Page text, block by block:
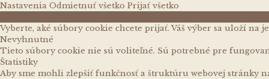
Nastavenia Odmietnuť všetko Prijať všetko
Vyberte, aké súbory cookie chcete prijať. Váš výber sa uloží na
Nevyhnutné
Tieto súbory cookie nie sú voliteľné. Sú potrebné pre
Štatistiky
Aby sme mohli zlepšiť funkčnosť a štruktúru webovej stránky